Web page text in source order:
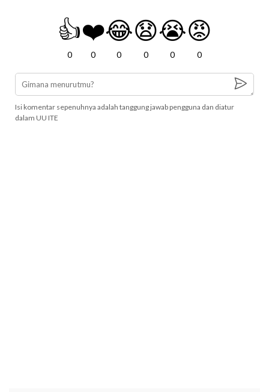
👍
0
❤️
0
😂
0
😧
0
😭
0
😡
0
Isi komentar sepenuhnya adalah tanggung jawab pengguna dan diatur
dalam UU ITE